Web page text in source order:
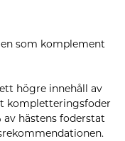
som komplement
högre innehåll av
kompletteringsfoder
av hästens foderstat